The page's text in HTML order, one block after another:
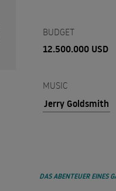
BUDGET
12.500.000 USD
MUSIC
Jerry Goldsmith
DAS ABENTEUER EINES